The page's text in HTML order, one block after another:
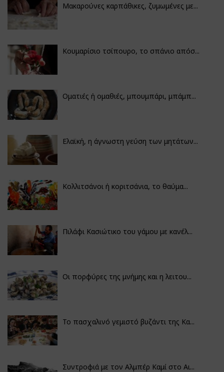
Μακαρούνες καρπάθικες, ζυμωμένες με...
Κουμαρίσιο τσίπουρο, το σπάνιο απόσ...
Οματιές ή ομαθιές, μπουμπάρι, μπάμπ...
Ελαϊκή, η άγνωστη γεύση των μητάτων...
Κολλιτσάνοι ή κοριτσάνια, το θαύμα...
Πιλάφι Κασιώτικο του γάμου με κανέλ...
Οι πορφύρες της μνήμης και η λειτου...
Το πασχαλινό γεμιστό βυζάντι της Κα...
Συντροφιά με τον Αλμπέρ Καμί στο Αι...